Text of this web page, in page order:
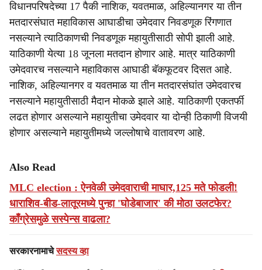
विधानपरिषदेच्या 17 पैकी नाशिक, यवतमाळ, अहिल्यानगर या तीन
मतदारसंघात महाविकास आघाडीचा उमेदवार निवडणूक रिंगणात
नसल्याने त्याठिकाणची निवडणूक महायुतीसाठी सोपी झाली आहे.
याठिकाणी येत्या 18 जूनला मतदान होणार आहे. मात्र याठिकाणी
उमेदवारच नसल्याने महाविकास आघाडी बॅकफूटवर दिसत आहे.
नाशिक, अहिल्यानगर व यवतमाळ या तीन मतदारसंघांत उमेदवारच
नसल्याने महायुतीसाठी मैदान मोकळे झाले आहे. याठिकाणी एकतर्फी
लढत होणार असल्याने महायुतीचा उमेदवार या दोन्ही ठिकाणी विजयी
होणार असल्याने महायुतीमध्ये जल्लोषाचे वातावरण आहे.
Also Read
MLC election : ऐनवेळी उमेदवाराची माघार,125 मते फोडली!
धाराशिव-बीड-लातूरमध्ये पुन्हा 'घोडेबाजार' की मोठा उलटफेर?
काँग्रेसमुळे सस्पेन्स वाढला?
सरकारनामाचेसदस्य व्हा